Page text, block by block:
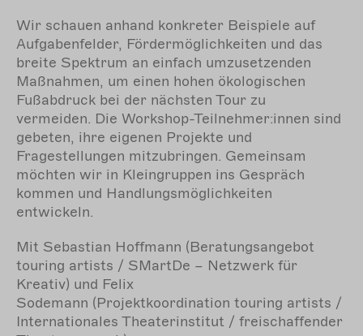
Wir schauen anhand konkreter Beispiele auf
Aufgabenfelder, Fördermöglichkeiten und das
breite Spektrum an einfach umzusetzenden
Maßnahmen, um einen hohen ökologischen
Fußabdruck bei der nächsten Tour zu
vermeiden. Die Workshop-Teilnehmer:innen sind
gebeten, ihre eigenen Projekte und
Fragestellungen mitzubringen. Gemeinsam
möchten wir in Kleingruppen ins Gespräch
kommen und Handlungsmöglichkeiten
entwickeln.
Mit Sebastian Hoffmann (Beratungsangebot
touring artists / SMartDe – Netzwerk für
Kreativ) und Felix
Sodemann (Projektkoordination touring artists /
Internationales Theaterinstitut / freischaffender